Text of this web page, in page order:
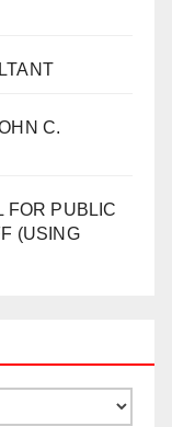
C.
FOR PUBLIC
(USING